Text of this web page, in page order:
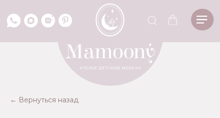
← Вернуться назад